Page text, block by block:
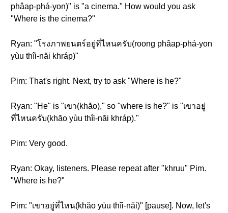
phâap-phá-yon)" is "a cinema." How would you ask
"Where is the cinema?"
Ryan: "โรงภาพยนตร์อยู่ที่ไหนครับ(roong phâap-phá-yon
yùu thîi-năi khráp)"
Pim: That's right. Next, try to ask "Where is he?"
Ryan: "He" is "เขา(khăo)," so "where is he?" is "เขาอยู่
ที่ไหนครับ(khăo yùu thîi-năi khráp)."
Pim: Very good.
Ryan: Okay, listeners. Please repeat after "khruu" Pim.
"Where is he?"
Pim: "เขาอยู่ที่ไหน(khăo yùu thîi-năi)" [pause]. Now, let's